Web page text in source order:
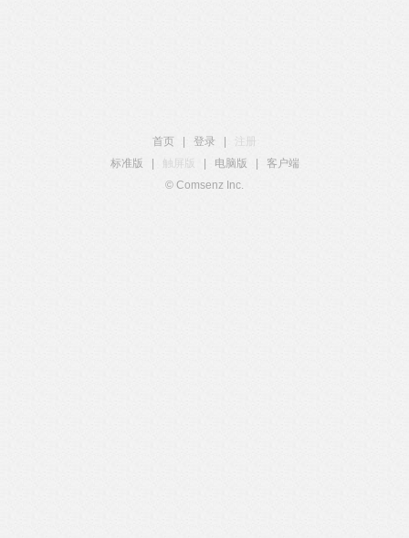
首页 登录
注册
标准版
触屏版 电脑版
客户端
© Comsenz Inc.